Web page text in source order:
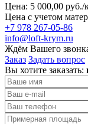
Цена: 5 000,00 руб./
Цена с учетом
+7 978 267-05-86
info@loft-krym.ru
Ждём Вашего
Заказ Задать вопрос
Вы хотите заказать: